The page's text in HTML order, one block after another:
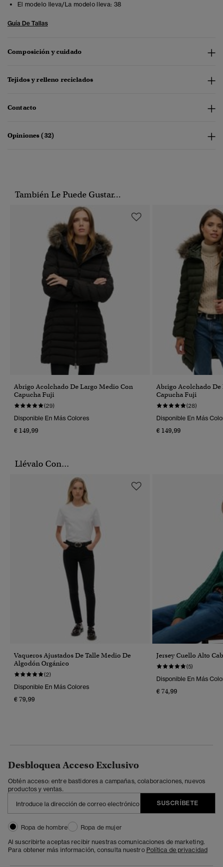
El modelo lleva/La modelo lleva: 38
Guía De Tallas
Composición y cuidado
Tejidos y relleno reciclados
Contacto
Opiniones (32)
También Le Puede Gustar...
Abrigo Acolchado De Largo Medio Con
Capucha Fuji
(29)
Disponible En Más Colores
€ 149,99
Abrigo Acolchado
Capucha Fuji
(28)
Disponible En Más
€ 149,99
Llévalo Con...
Vaqueros Ajustados De Talle Medio De
Algodón Orgánico
(2)
Disponible En Más Colores
€ 79,99
Jersey Cuello Alto
(5)
Disponible En Más
€ 74,99
Desbloquea Acceso Exclusivo
Obtén acceso: entre bastidores a campañas, colaboraciones, nuevos
productos y ventas.
SUSCRÍBETE
Ropa de hombre
Ropa de mujer
Al suscribirte aceptas recibir nuestras comunicaciones de marketing.
Para obtener más información, consulta nuestro Política de privacidad